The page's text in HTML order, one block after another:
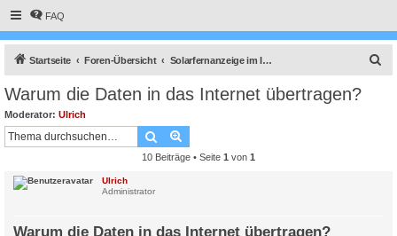
FAQ
Startseite Foren-Übersicht Solarfernanzeige im Internet mit vServer (virtuellem Server gemietet.)
Warum die Daten in das Internet übertragen?
Moderator: Ulrich
Suche
10 Beiträge • Seite 1 von 1
Ulrich
Administrator
Warum die Daten in das Internet übertragen?